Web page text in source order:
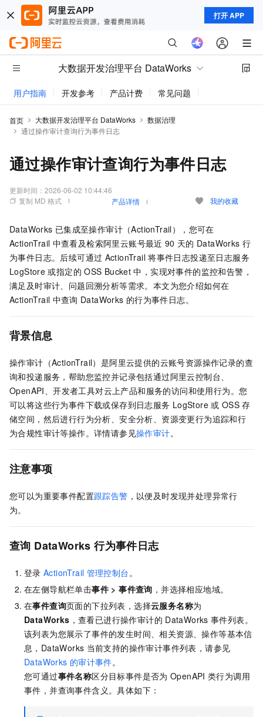
打开 APP
大数据开发治理平台 DataWorks
用户指南 开发参考 产品计费 常见问题
首页 大数据开发治理平台 DataWorks
数据治理
通过操作审计查询行为事件日志
通过操作审计查询行为事件日志
更新时间： 2026-06-02 10:44:46
复制 MD 格式
产品详情 我的收藏
DataWorks 已集成至操作审计（ActionTrail），您可在
ActionTrail 中查看及检索阿里云账号最近 90 天的 DataWorks 行
为事件日志。后续可通过 ActionTrail 将事件日志投递至日志服务
LogStore 或指定的 OSS Bucket 中，实现对事件的监控和告警，
满足及时审计、问题回溯分析等需求。本文为您介绍如何在
ActionTrail 中查询 DataWorks 的行为事件日志。
背景信息
操作审计（ActionTrail）是阿里云提供的云账号资源操作记录的查
询和投递服务，帮助您监控并记录包括通过阿里云控制台、
OpenAPI、开发者工具对云上产品和服务的访问和使用行为。您
可以将这些行为事件下载或保存到日志服务 LogStore 或 OSS 存
储空间，然后进行行为分析、安全分析、资源变更行为追踪和行
为合规性审计等操作。详情请参见操作审计。
注意事项
您可以为重要事件配置跟踪告警 ，以便及时发现并处理异常行
为。
查询 DataWorks 行为事件日志
登录 ActionTrail 管理控制台。
在左侧导航栏单击事件 >事件查询 ，并选择相应地域。
在事件查询页面的下拉列表，选择云服务名称为
DataWorks ，查看已进行操作审计的 DataWorks 事件列表。
该列表为您展示了事件的发生时间、相关资源、操作等基本信
息，DataWorks 当前支持的操作审计事件列表，请参见
DataWorks 的审计事件。
您可通过事件名称区分目标事件是否为 OpenAPI 类行为调用
事件，并查询事件含义。具体如下：